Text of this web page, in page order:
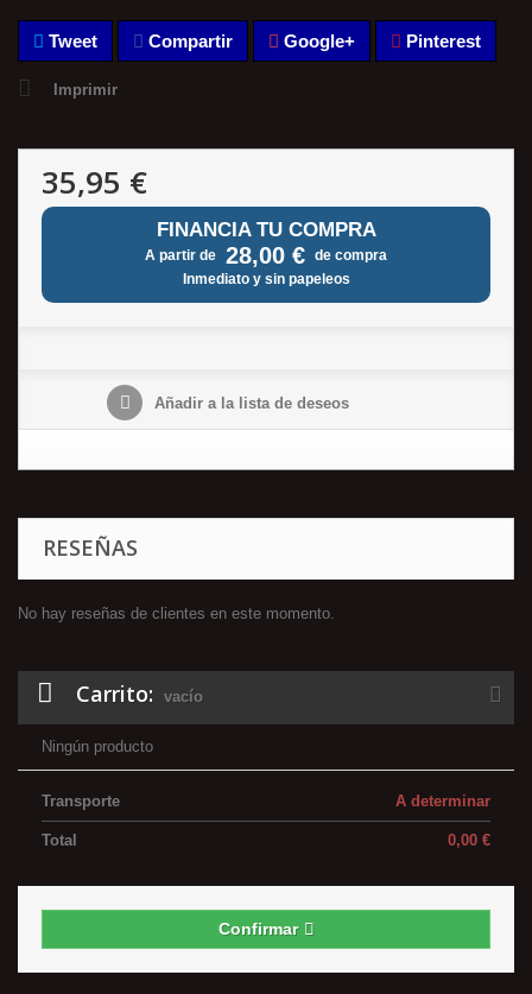
Tweet Compartir Google+ Pinterest
Imprimir
35,95 €
FINANCIA TU COMPRA
A partir de 28,00 € de compra
Inmediato y sin papeleos
Añadir a la lista de deseos
RESEÑAS
No hay reseñas de clientes en este momento.
Carrito: vacío
Ningún producto
A determinar
Transporte
0,00 €
Total
Confirmar